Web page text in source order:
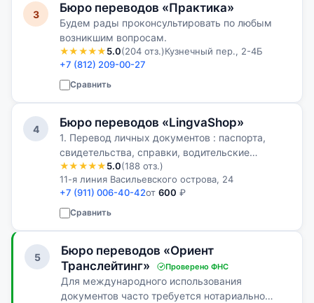
3 Бюро переводов «Практика»
Будем рады проконсультировать по любым
возникшим вопросам.
★★★★★5.0(204 отз.)Кузнечный пер., 2-4Б
+7 (812) 209-00-27
Сравнить
4 Бюро переводов «LingvaShop»
1. Перевод личных документов : паспорта,
свидетельства, справки, водительские
удостоверения, печати/штампы и др.: от 600
руб. 2. Перевод прочих документов: от 650
руб. за 1 учетную страницу перевода…
★★★★★5.0(188 отз.)
11-я линия Васильевского острова, 24
+7 (911) 006-40-42от 600 ₽
Сравнить
5
Бюро переводов «Ориент
Транслейтинг»
Проверено ФНС
Для международного использования
документов часто требуется нотариально